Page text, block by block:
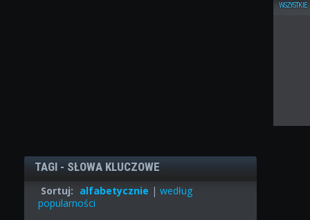
WSZYSTKIE
TAGI - SŁOWA KLUCZOWE
Sortuj: alfabetycznie | według
popularności